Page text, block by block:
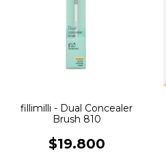
fillimilli - Dual Concealer
Brush 810
$19.800